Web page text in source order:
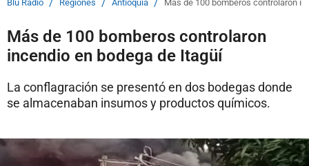
Blu Radio Regiones Antioquia Más de 100 bomberos controlaron
Más de 100 bomberos controlaron
incendio en bodega de Itagüí
La conflagración se presentó en dos bodegas donde
se almacenaban insumos y productos químicos.